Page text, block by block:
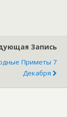
Запись
Приметы 7
Декабря